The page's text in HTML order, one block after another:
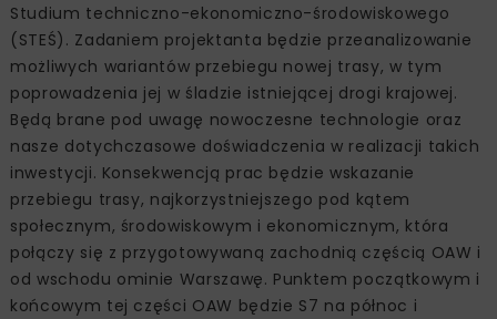
Studium techniczno-ekonomiczno-środowiskowego
(STEŚ). Zadaniem projektanta będzie przeanalizowanie
możliwych wariantów przebiegu nowej trasy, w tym
poprowadzenia jej w śladzie istniejącej drogi krajowej.
Będą brane pod uwagę nowoczesne technologie oraz
nasze dotychczasowe doświadczenia w realizacji takich
inwestycji. Konsekwencją prac będzie wskazanie
przebiegu trasy, najkorzystniejszego pod kątem
społecznym, środowiskowym i ekonomicznym, która
połączy się z przygotowywaną zachodnią częścią OAW i
od wschodu ominie Warszawę. Punktem początkowym i
końcowym tej części OAW będzie S7 na północ i